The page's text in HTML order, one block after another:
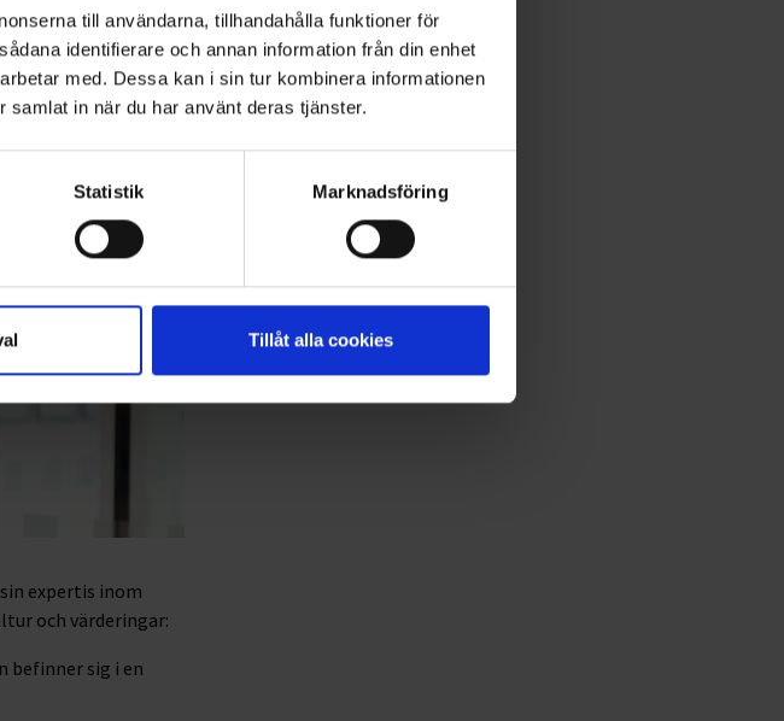
till användarna, tillhandahålla funktioner för
identifierare och annan information från din enhet
med. Dessa kan i sin tur kombinera informationen
samlat in när du har använt deras tjänster.
Statistik Marknadsföring
Tillåt alla cookies
Ohlssons mest
expertis inom
och värderingar:
befinner sig i en